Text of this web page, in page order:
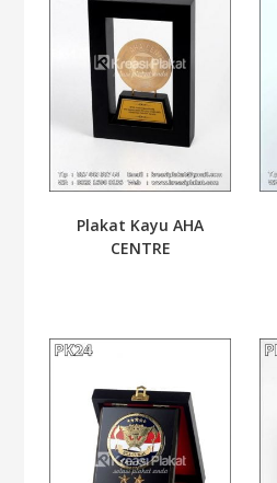
Plakat Kayu AHA
CENTRE